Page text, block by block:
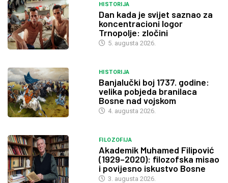
HISTORIJA
Dan kada je svijet saznao za
koncentracioni logor
Trnopolje: zločini
5. augusta 2026.
HISTORIJA
Banjalučki boj 1737. godine:
velika pobjeda branilaca
Bosne nad vojskom
4. augusta 2026.
FILOZOFIJA
Akademik Muhamed Filipović
(1929–2020): filozofska misao
i povijesno iskustvo Bosne
3. augusta 2026.